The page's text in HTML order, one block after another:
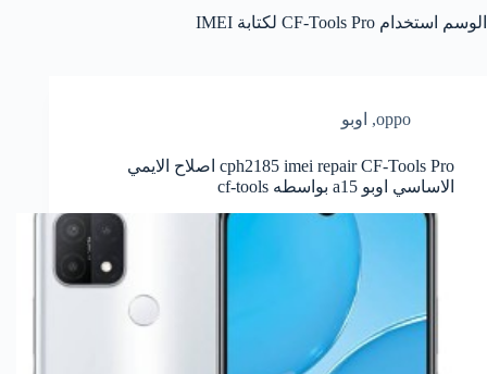
الوسم استخدام CF-Tools Pro لكتابة IMEI
oppo
, اوبو
cph2185 imei repair CF-Tools Pro اصلاح الايمي
الاساسي اوبو a15 بواسطه cf-tools